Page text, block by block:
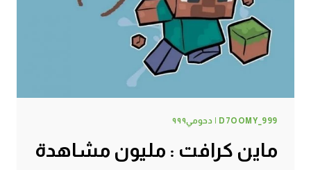
D7OOMY_999 | دحومي٩٩٩
ماين كرافت : مليون مشاهدة